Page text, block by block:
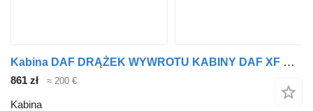
Kabina DAF DRĄŻEK WYWROTU KABINY DAF XF CF 95 105 do ciągnika siodłowego
861 zł ≈ 200 €
Kabina